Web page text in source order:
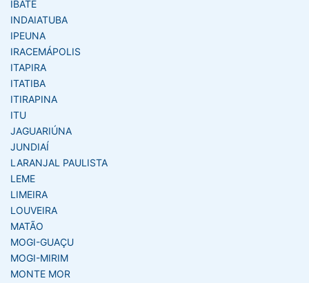
IBATÉ
INDAIATUBA
IPEUNA
IRACEMÁPOLIS
ITAPIRA
ITATIBA
ITIRAPINA
ITU
JAGUARIÚNA
JUNDIAÍ
LARANJAL PAULISTA
LEME
LIMEIRA
LOUVEIRA
MATÃO
MOGI-GUAÇU
MOGI-MIRIM
MONTE MOR